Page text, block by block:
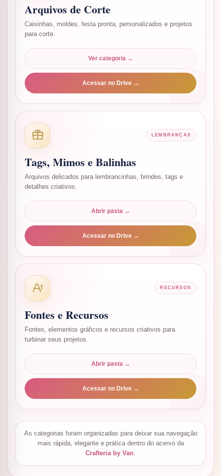
Arquivos de Corte
Caixinhas, moldes, festa pronta, personalizados e projetos
para corte.
Ver categoria →
Acessar no Drive →
LEMBRANÇAS
Tags, Mimos e Balinhas
Arquivos delicados para lembrancinhas, brindes, tags e
detalhes criativos.
Abrir pasta →
Acessar no Drive →
RECURSOS
Fontes e Recursos
Fontes, elementos gráficos e recursos criativos para
turbinar seus projetos.
Abrir pasta →
Acessar no Drive →
As categorias foram organizadas para deixar sua navegação
mais rápida, elegante e prática dentro do acervo da
Crafteria by Van